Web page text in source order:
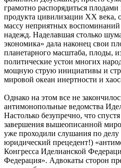
грамотно распорядиться
продукта цивилизации ХХ века,
массу неприятных
надежд. Наделавшая столько
экономика» дала наконец свои
планетарного масштаба, плоды,
политические устои многих
мощную струю инициативы и
мировой океан инертности и
Однако на этом все не
антимонопольные ведомства
Настолько безупречно, что
завершения вышеописанной
уже проходили слушания по
юридический прецедент!)
Конгресса Иделианской
Федерация». Адвокаты сторон